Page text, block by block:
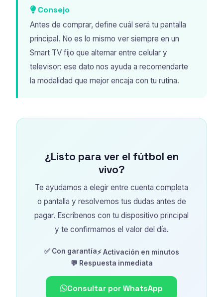
Consejo
Antes de comprar, define cuál será tu pantalla
principal. No es lo mismo ver siempre en un
Smart TV fijo que alternar entre celular y
televisor: ese dato nos ayuda a recomendarte
la modalidad que mejor encaja con tu rutina.
¿Listo para ver el fútbol en
vivo?
Te ayudamos a elegir entre cuenta completa
o pantalla y resolvemos tus dudas antes de
pagar. Escríbenos con tu dispositivo principal
y te confirmamos el valor del día.
✅ Con garantía⚡ Activación en minutos
💬 Respuesta inmediata
Consultar por WhatsApp